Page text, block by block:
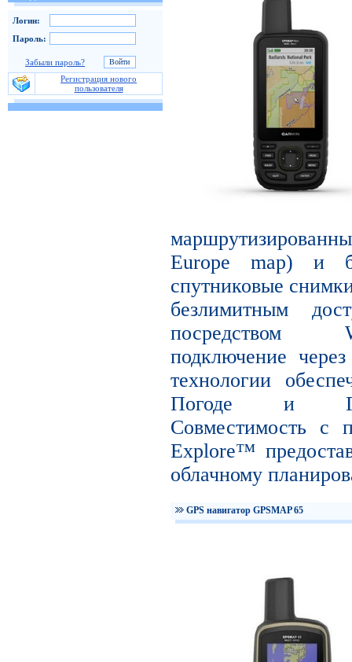
Логин:
Пароль:
Забыли пароль?
Регистрация нового
пользователя
Europe map) и
спутниковые
безлимитным
посредством
подключение
технологии
Погоде и
Совместимость с
Explore™
облачному
GPS навигатор GPSMAP 65